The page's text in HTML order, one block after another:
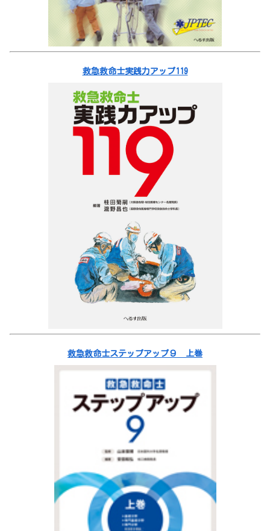
救急救命士実践力アップ119
救急救命士ステップアップ９ 上巻